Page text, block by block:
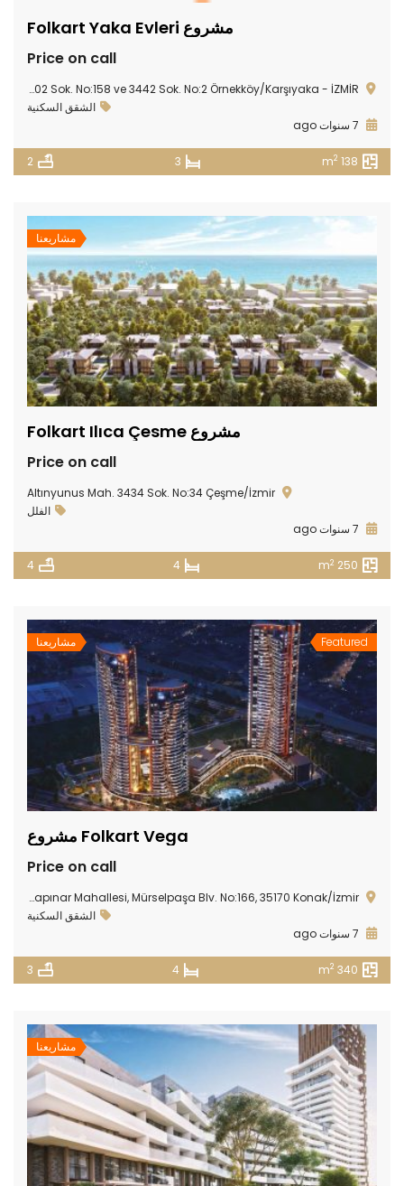
مشروع Folkart Yaka Evleri
Price on call
Örnekköy Mah. 7402 Sok. No:158 ve 3442 Sok. No:2 Örnekköy/Karşıyaka - İZMİR
الشقق السكنية
138 m
2
3
2
مشاريعنا
مشروع Folkart Ilıca Çesme
Price on call
Altınyunus Mah. 3434 Sok. No:34 Çeşme/İzmir
الفلل
250 m
2
4
4
Featured مشاريعنا
Folkart Vega مشروع
Price on call
alkapınar Mahallesi, Mürselpaşa Blv. No:166, 35170 Konak/İzmir
الشقق السكنية
340 m
2
4
3
مشاريعنا